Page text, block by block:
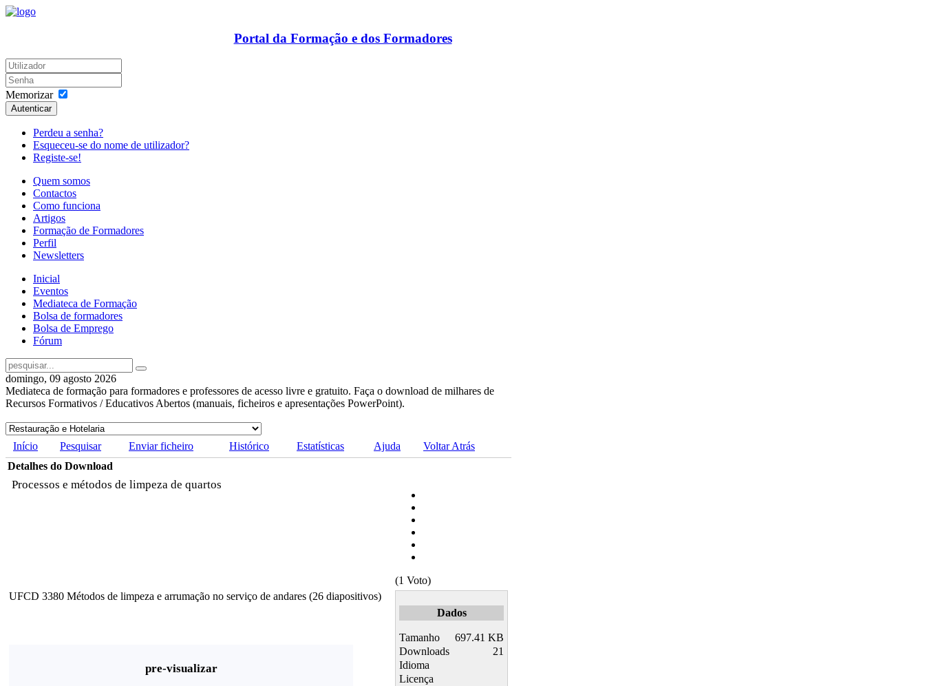
Portal da Formação e dos Formadores
Memorizar
Autenticar
Perdeu a senha?
Esqueceu-se do nome de utilizador?
Registe-se!
Quem somos
Contactos
Como funciona
Artigos
Formação de Formadores
Perfil
Newsletters
Inicial
Eventos
Mediateca de Formação
Bolsa de formadores
Bolsa de Emprego
Fórum
domingo, 09 agosto 2026
Mediateca de formação para formadores e professores de acesso livre e gratuito. Faça o download de milhares de
Recursos Formativos / Educativos Abertos (manuais, ficheiros e apresentações PowerPoint).
Início Pesquisar Enviar ficheiro Histórico Estatísticas Ajuda
Voltar Atrás
Detalhes do Download
Processos e métodos de limpeza de quartos
(1 Voto)
UFCD 3380 Métodos de limpeza e arrumação no serviço de andares (26 diapositivos)
pre-visualizar
Dados
Tamanho
697.41 KB
Downloads
21
Idioma
Licença